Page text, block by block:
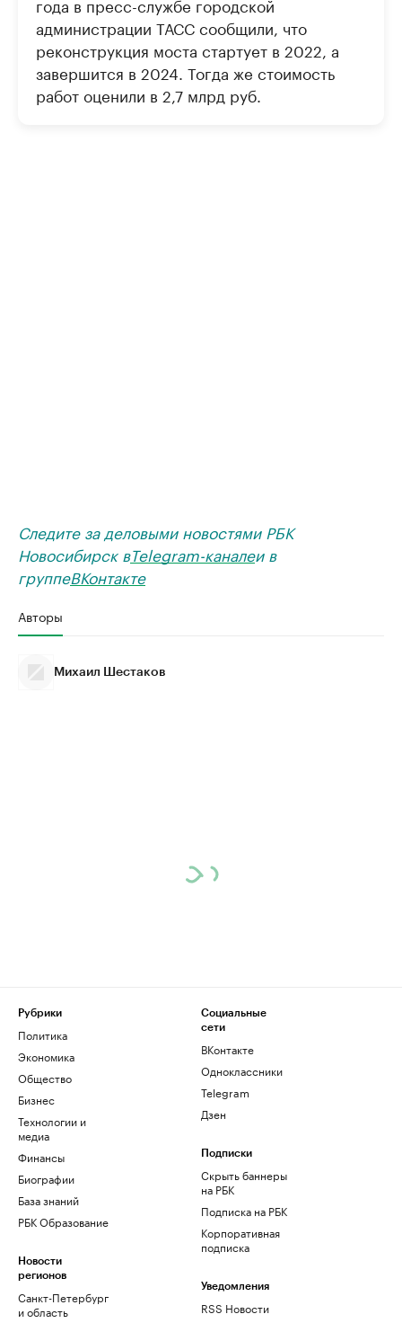
администрации ТАСС сообщили, что
реконструкция моста стартует в 2022, а
завершится в 2024. Тогда же стоимость
работ оценили в 2,7 млрд руб.
Следите за деловыми новостями РБК
Новосибирск вTelegram-каналеи в
группеВКонтакте
Авторы
Михаил Шестаков
Рубрики
Политика
Экономика
Общество
Бизнес
Технологии и
медиа
Финансы
Биографии
База знаний
РБК Образование
Новости
регионов
Санкт-Петербург
и область
Социальные
сети
ВКонтакте
Одноклассники
Telegram
Дзен
Подписки
Скрыть баннеры
на РБК
Подписка на РБК
Корпоративная
подписка
Уведомления
RSS Новости